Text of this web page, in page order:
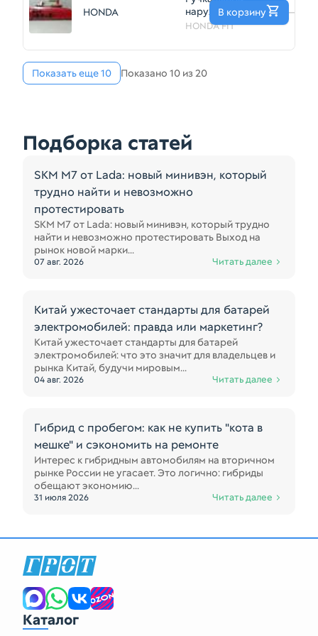
HONDA
наружная HONDA
FIT GD1 Перед
(Контрактный)
HONDA FIT
—
В корзину
Показать еще 10 Показано 10 из 20
Подборка статей
SKM M7 от Lada: новый минивэн, который
трудно найти и невозможно
протестировать
SKM M7 от Lada: новый минивэн, который трудно
найти и невозможно протестировать Выход на
рынок новой марки...
07 авг. 2026 Читать далее
Китай ужесточает стандарты для батарей
электромобилей: правда или маркетинг?
Китай ужесточает стандарты для батарей
электромобилей: что это значит для владельцев и
рынка Китай, будучи мировым...
04 авг. 2026 Читать далее
Гибрид с пробегом: как не купить "кота в
мешке" и сэкономить на ремонте
Интерес к гибридным автомобилям на вторичном
рынке России не угасает. Это логично: гибриды
обещают экономию...
31 июля 2026 Читать далее
Каталог